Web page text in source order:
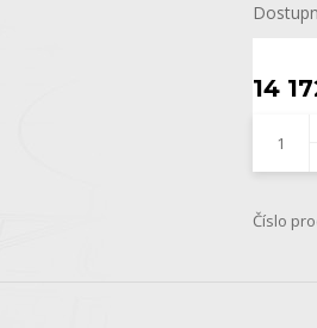
14
Číslo